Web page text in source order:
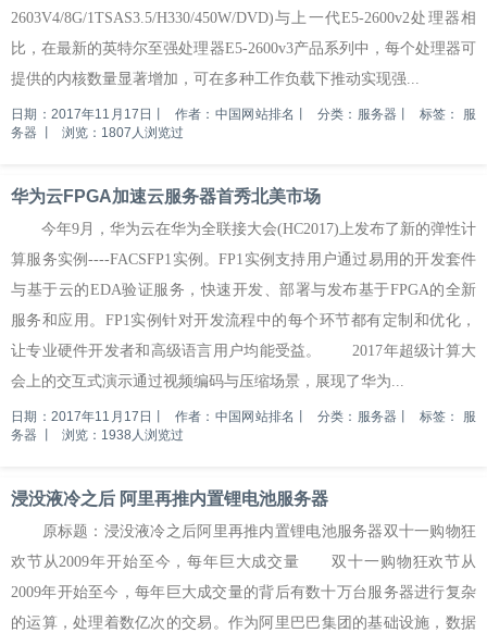
2603V4/8G/1TSAS3.5/H330/450W/DVD)与上一代E5-2600v2处理器相
比，在最新的英特尔至强处理器E5-2600v3产品系列中，每个处理器可
提供的内核数量显著增加，可在多种工作负载下推动实现强...
日期：2017年11月17日 作者：中国网站排名 分类：服务器 标签： 服
务器
浏览：1807人浏览过
华为云FPGA加速云服务器首秀北美市场
今年9月，华为云在华为全联接大会(HC2017)上发布了新的弹性计
算服务实例----FACSFP1实例。FP1实例支持用户通过易用的开发套件
与基于云的EDA验证服务，快速开发、部署与发布基于FPGA的全新
服务和应用。FP1实例针对开发流程中的每个环节都有定制和优化，
让专业硬件开发者和高级语言用户均能受益。 2017年超级计算大
会上的交互式演示通过视频编码与压缩场景，展现了华为...
日期：2017年11月17日 作者：中国网站排名 分类：服务器 标签： 服
务器
浏览：1938人浏览过
浸没液冷之后 阿里再推内置锂电池服务器
原标题：浸没液冷之后阿里再推内置锂电池服务器双十一购物狂
欢节从2009年开始至今，每年巨大成交量 双十一购物狂欢节从
2009年开始至今，每年巨大成交量的背后有数十万台服务器进行复杂
的运算，处理着数亿次的交易。作为阿里巴巴集团的基础设施，数据